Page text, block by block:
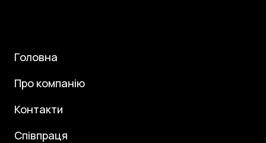
Головна
Про компанію
Контакти
Співпраця